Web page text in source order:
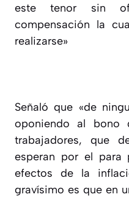
este tenor sin
compensación la
realizarse»
Señaló que «de
oponiendo al
trabajadores, que
esperan por el para
efectos de la
gravísimo es que en